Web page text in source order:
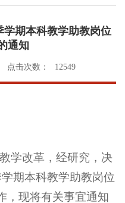
学期本科教学助教岗位
通知
点击次数： 12549
学改革，经研究，决
期本科教学助教岗位
，现将有关事宜通知